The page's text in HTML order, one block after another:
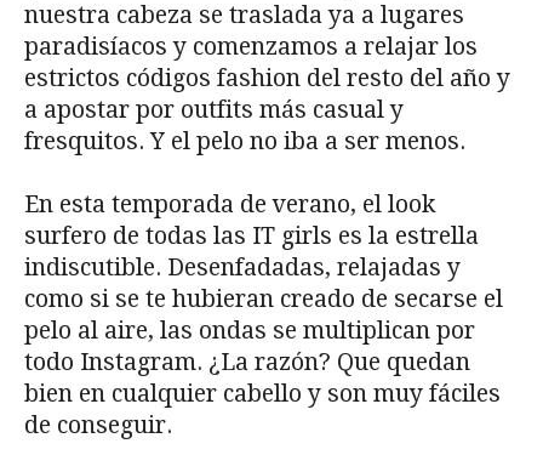
nuestra cabeza se traslada ya a lugares
paradisíacos y comenzamos a relajar los
estrictos códigos fashion del resto del año y
a apostar por outfits más casual y
fresquitos. Y el pelo no iba a ser menos.
En esta temporada de verano, el look
surfero de todas las IT girls es la estrella
indiscutible. Desenfadadas, relajadas y
como si se te hubieran creado de secarse el
pelo al aire, las ondas se multiplican por
todo Instagram. ¿La razón? Que quedan
bien en cualquier cabello y son muy fáciles
de conseguir.